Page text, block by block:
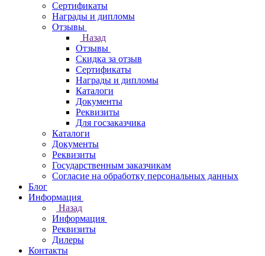
Сертификаты
Награды и дипломы
Отзывы
Назад
Отзывы
Скидка за отзыв
Сертификаты
Награды и дипломы
Каталоги
Документы
Реквизиты
Для госзаказчика
Каталоги
Документы
Реквизиты
Государственным заказчикам
Согласие на обработку персональных данных
Блог
Информация
Назад
Информация
Реквизиты
Дилеры
Контакты